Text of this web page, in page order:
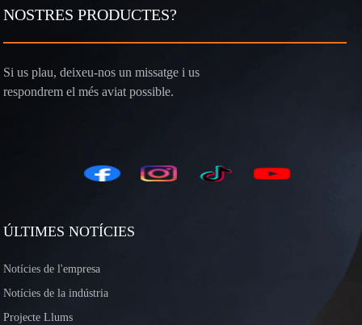
NOSTRES PRODUCTES?
Si us plau, deixeu-nos un missatge i us
respondrem el més aviat possible.
ÚLTIMES NOTÍCIES
Notícies de l'empresa
Notícies de la indústria
Projecte Llums